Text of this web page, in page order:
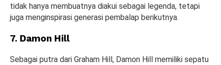
tidak hanya membuatnya diakui sebagai legenda, tetapi
juga menginspirasi generasi pembalap berikutnya.
7. Damon Hill
Sebagai putra dari Graham Hill, Damon Hill memiliki sepatu